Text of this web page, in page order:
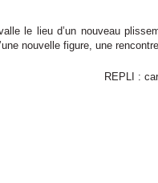
le lieu d’un nouveau
nouvelle figure, une